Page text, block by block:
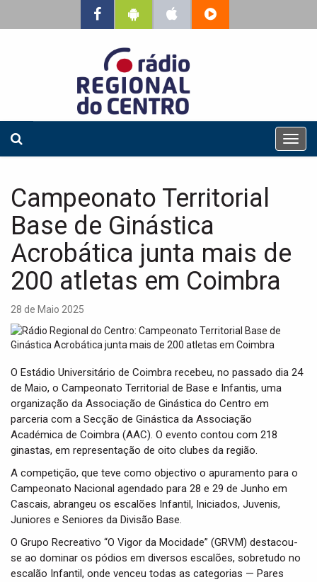
T
o
v
Campeonato Territorial
Base de Ginástica
Acrobática junta mais de
200 atletas em Coimbra
28 de Maio 2025
O Estádio Universitário de Coimbra recebeu, no passado dia 24
de Maio, o Campeonato Territorial de Base e Infantis, uma
organização da Associação de Ginástica do Centro em
parceria com a Secção de Ginástica da Associação
Académica de Coimbra (AAC). O evento contou com 218
ginastas, em representação de oito clubes da região.
A competição, que teve como objectivo o apuramento para o
Campeonato Nacional agendado para 28 e 29 de Junho em
Cascais, abrangeu os escalões Infantil, Iniciados, Juvenis,
Juniores e Seniores da Divisão Base.
O Grupo Recreativo “O Vigor da Mocidade” (GRVM) destacou-
se ao dominar os pódios em diversos escalões, sobretudo no
escalão Infantil, onde venceu todas as categorias — Pares